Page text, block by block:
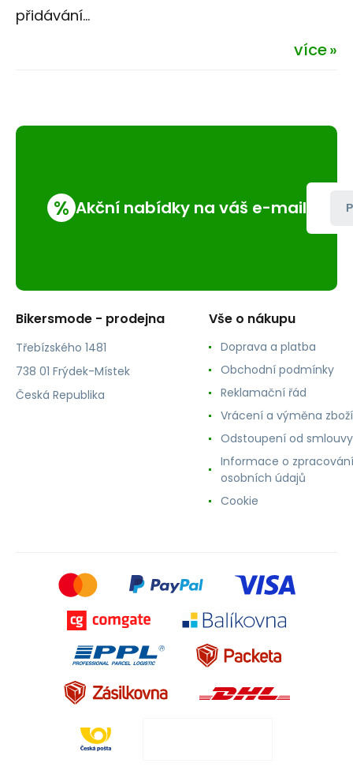
přidávání...
více
% Akční nabídky na váš e-mail
Bikersmode - prodejna
Třebízského 1481
738 01 Frýdek-Místek
Česká Republika
Vše o nákupu
Doprava a platba
Obchodní podmínky
Reklamační řád
Vrácení a výměna zboží
Odstoupení od smlouvy
Informace o zpracování
osobních údajů
Cookie